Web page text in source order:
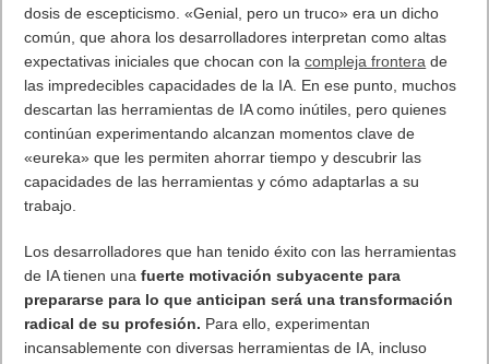
dosis de escepticismo. «Genial, pero un truco» era un dicho
común, que ahora los desarrolladores interpretan como altas
expectativas iniciales que chocan con lacompleja frontera de
las impredecibles capacidades de la IA. En ese punto, muchos
descartan las herramientas de IA como inútiles, pero quienes
continúan experimentando alcanzan momentos clave de
«eureka» que les permiten ahorrar tiempo y descubrir las
capacidades de las herramientas y cómo adaptarlas a su
trabajo.
Los desarrolladores que han tenido éxito con las herramientas
de IA tienen unafuerte motivación subyacente para
prepararse para lo que anticipan será una transformación
radical de su profesión. Para ello, experimentan
incansablemente con diversas herramientas de IA, incluso